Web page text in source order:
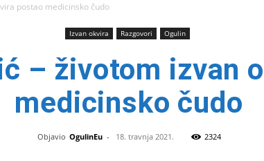
postao medicinsko čudo
Izvan okvira Razgovori Ogulin
– životom izvan
medicinsko čudo
Objavio OgulinEu - 18. travnja 2021. 2324